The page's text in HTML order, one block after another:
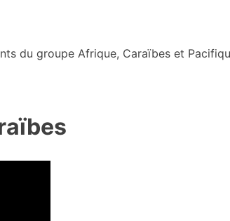
du groupe Afrique, Caraïbes et